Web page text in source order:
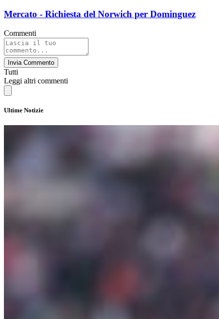
Mercato - Richiesta del Norwich per Dominguez
Commenti
Invia Commento
Tutti
Leggi altri commenti
Ultime Notizie